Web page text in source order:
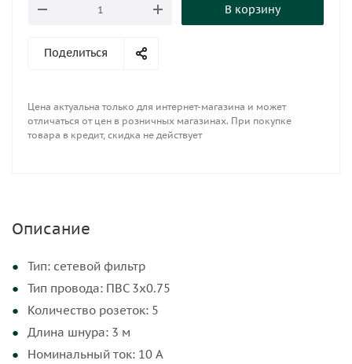
В корзину
Поделиться
Цена актуальна только для интернет-магазина и может
отличаться от цен в розничных магазинах. При покупке
товара в кредит, скидка не действует
Описание
Тип: сетевой фильтр
Тип провода: ПВС 3х0.75
Количество розеток: 5
Длина шнура: 3 м
Номинальный ток: 10 А